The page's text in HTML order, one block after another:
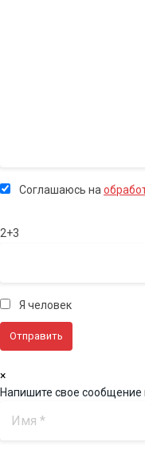
Соглашаюсь на
2+3
Я человек
×
Напишите свое сообщение